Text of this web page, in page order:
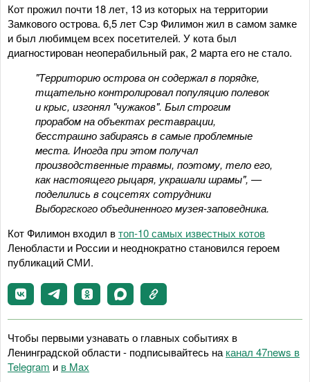
Кот прожил почти 18 лет, 13 из которых на территории
Замкового острова. 6,5 лет Сэр Филимон жил в самом замке
и был любимцем всех посетителей. У кота был
диагностирован неоперабильный рак, 2 марта его не стало.
"Территорию острова он содержал в порядке,
тщательно контролировал популяцию полевок
и крыс, изгонял "чужаков". Был строгим
прорабом на объектах реставрации,
бесстрашно забираясь в самые проблемные
места. Иногда при этом получал
производственные травмы, поэтому, тело его,
как настоящего рыцаря, украшали шрамы", —
поделились в соцсетях сотрудники
Выборгского объединенного музея-заповедника.
Кот Филимон входил втоп-10 самых известных котов
Ленобласти и России и неоднократно становился героем
публикаций СМИ.
Чтобы первыми узнавать о главных событиях в
Ленинградской области - подписывайтесь на канал 47news в
Telegram и в Maх